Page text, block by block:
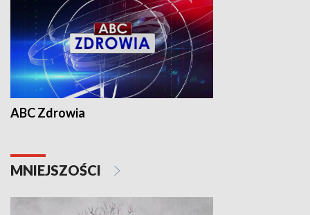
ABC Zdrowia
MNIEJSZOŚCI